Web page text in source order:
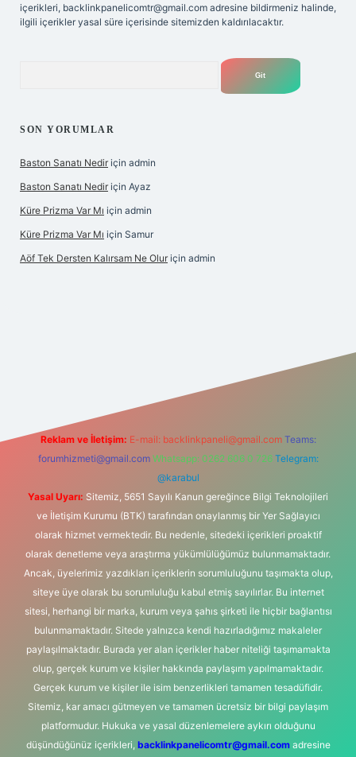
içerikleri, backlinkpanelicomtr@gmail.com adresine bildirmeniz halinde,
ilgili içerikler yasal süre içerisinde sitemizden kaldırılacaktır.
SON YORUMLAR
Baston Sanatı Nedir için admin
Baston Sanatı Nedir için Ayaz
Küre Prizma Var Mı için admin
Küre Prizma Var Mı için Samur
Aöf Tek Dersten Kalırsam Ne Olur için admin
Reklam ve İletişim: E-mail: backlinkpaneli@gmail.com Teams:
forumhizmeti@gmail.com Whatsapp: 0262 606 0 726 Telegram:
@karabul
Yasal Uyarı: Sitemiz, 5651 Sayılı Kanun gereğince Bilgi Teknolojileri
ve İletişim Kurumu (BTK) tarafından onaylanmış bir Yer Sağlayıcı
olarak hizmet vermektedir. Bu nedenle, sitedeki içerikleri proaktif
olarak denetleme veya araştırma yükümlülüğümüz bulunmamaktadır.
Ancak, üyelerimiz yazdıkları içeriklerin sorumluluğunu taşımakta olup,
siteye üye olarak bu sorumluluğu kabul etmiş sayılırlar. Bu internet
sitesi, herhangi bir marka, kurum veya şahıs şirketi ile hiçbir bağlantısı
bulunmamaktadır. Sitede yalnızca kendi hazırladığımız makaleler
paylaşılmaktadır. Burada yer alan içerikler haber niteliği taşımamakta
olup, gerçek kurum ve kişiler hakkında paylaşım yapılmamaktadır.
Gerçek kurum ve kişiler ile isim benzerlikleri tamamen tesadüfidir.
Sitemiz, kar amacı gütmeyen ve tamamen ücretsiz bir bilgi paylaşım
platformudur. Hukuka ve yasal düzenlemelere aykırı olduğunu
düşündüğünüz içerikleri, backlinkpanelicomtr@gmail.comadresine